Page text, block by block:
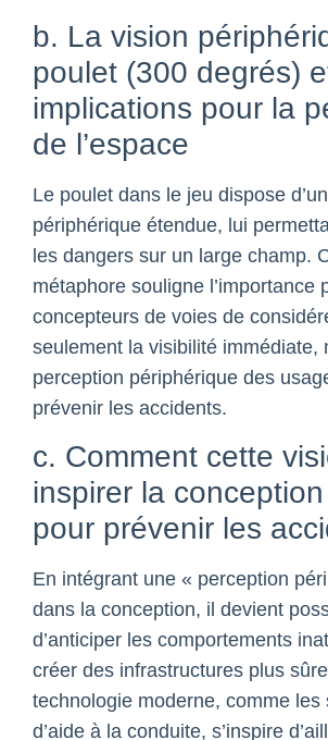
b. La vision
poulet (300 degrés)
implications pour la
de l’espace
Le poulet dans le jeu dispose
périphérique étendue, lui
les dangers sur un large champ.
métaphore souligne l’importance
concepteurs de voies de
seulement la visibilité immédiate,
perception périphérique des
prévenir les accidents.
c. Comment cette
inspirer la
pour prévenir les
En intégrant une « perception
dans la conception, il devient
d’anticiper les comportements
créer des infrastructures plus
technologie moderne, comme les
d’aide à la conduite, s’inspire